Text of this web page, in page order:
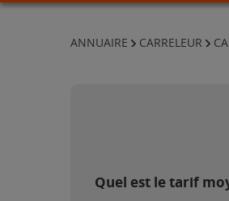
ANNUAIRE CARRELEUR
Quel est le tarif